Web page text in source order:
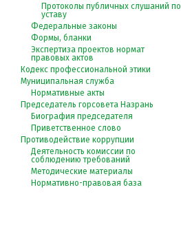
Протоколы публичных слушаний по
уставу
Федеральные законы
Формы, бланки
Экспертиза проектов нормат
правовых актов
Кодекс профессиональной этики
Муниципальная служба
Нормативные акты
Председатель горсовета Назрань
Биография председателя
Приветственное слово
Противодействие коррупции
Деятельность комиссии по
соблюдению требований
Методические материалы
Нормативно-правовая база